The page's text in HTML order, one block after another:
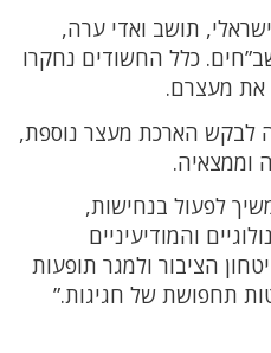
תושב ואדי ערה,
כלל החשודים נחקרו
את מעצרם.
לבקש הארכת מעצר נוספת,
וממצאיה.
לפעול בנחישות,
והמודיעיניים
הציבור ולמגר תופעות
תחפושת של חגיגות.”